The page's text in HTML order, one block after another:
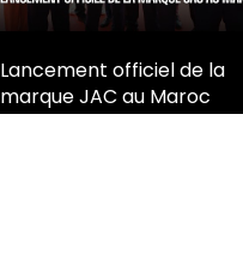
Lancement officiel de la
marque JAC au Maroc